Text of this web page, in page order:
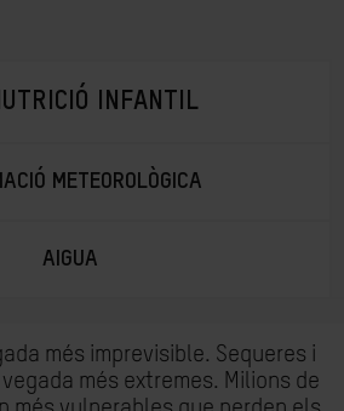
INFANTIL
METEOROLÒGICA
AIGUA
més imprevisible. Sequeres i
més extremes. Milions de